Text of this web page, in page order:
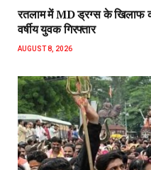
रतलाम में MD ड्रग्स के खिलाफ
वर्षीय युवक गिरफ्तार
AUGUST 8, 2026